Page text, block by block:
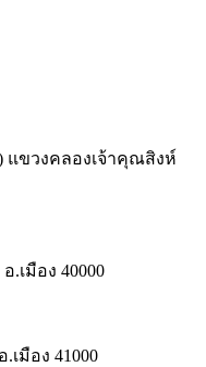
แขวงคลองเจ้าคุณสิงห์
.เมือง 40000
มือง 41000